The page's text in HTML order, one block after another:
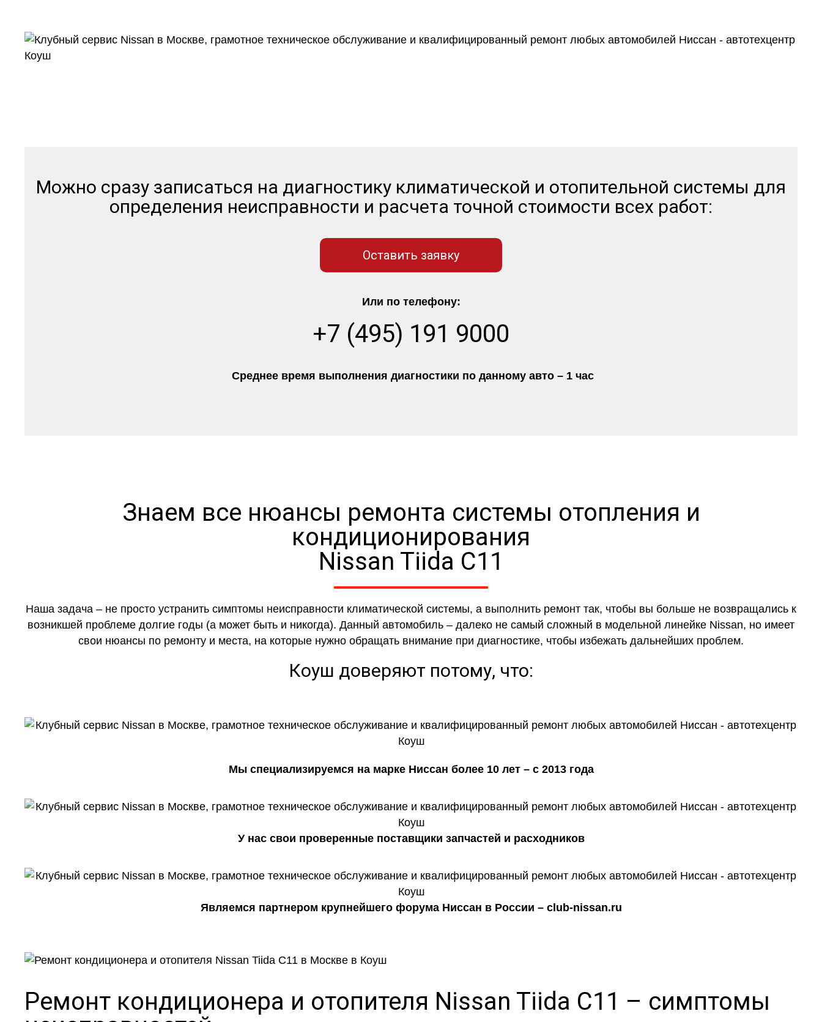
Можно сразу записаться на диагностику климатической и отопительной системы для
определения неисправности и расчета точной стоимости всех работ:
Оставить заявку
Или по телефону:
+7 (495) 191 9000
Среднее время выполнения диагностики по данному авто – 1 час
Знаем все нюансы ремонта системы отопления и
кондиционирования
Nissan Tiida C11
Наша задача – не просто устранить симптомы неисправности климатической системы, а выполнить ремонт так, чтобы вы больше не возвращались к
возникшей проблеме долгие годы (а может быть и никогда). Данный автомобиль – далеко не самый сложный в модельной линейке Nissan, но имеет
свои нюансы по ремонту и места, на которые нужно обращать внимание при диагностике, чтобы избежать дальнейших проблем.
Коуш доверяют потому, что:
Мы специализируемся на марке Ниссан более 10 лет – с 2013 года
У нас свои проверенные поставщики запчастей и расходников
Являемся партнером крупнейшего форума Ниссан в России – club-nissan.ru
Ремонт кондиционера и отопителя Nissan Tiida C11 – симптомы